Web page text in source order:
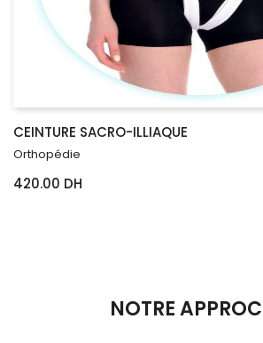
CEINTURE SACRO-ILLIAQUE
Orthopédie
420.00 DH
NOTRE